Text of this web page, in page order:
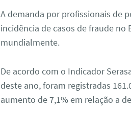
A demanda por profissionais de
incidência de casos de fraude
mundialmente.
De acordo com o Indicador
deste ano, foram registradas
aumento de 7,1% em relação a